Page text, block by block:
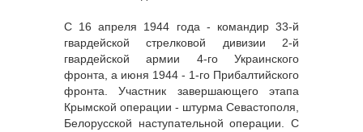
С 16 апреля 1944 года - командир 33-й
гвардейской стрелковой дивизии 2-й
гвардейской армии 4-го Украинского
фронта, а июня 1944 - 1-го Прибалтийского
фронта. Участник завершающего этапа
Крымской операции - штурма Севастополя,
Белорусской наступательной операции. С